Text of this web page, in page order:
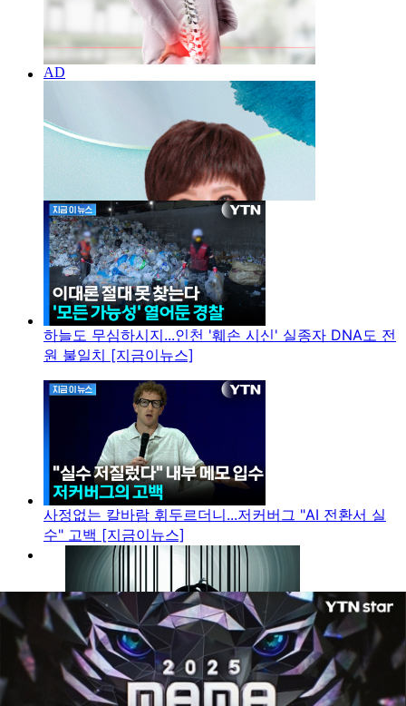
하늘도 무심하시지...인천 '훼손 시신' 실종자 DNA도 전
원 불일치 [지금이뉴스]
사정없는 칼바람 휘두르더니...저커버그 "AI 전환서 실
수" 고백 [지금이뉴스]